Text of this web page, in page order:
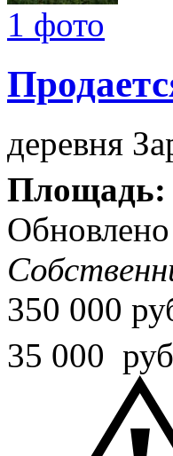
1 фото
деревня
Площадь:
350 000
35 000